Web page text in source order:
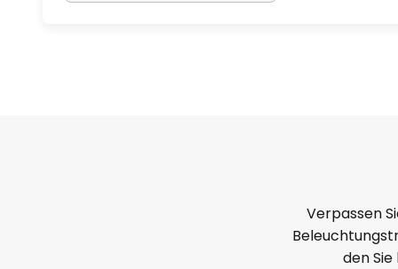
Verpassen
den